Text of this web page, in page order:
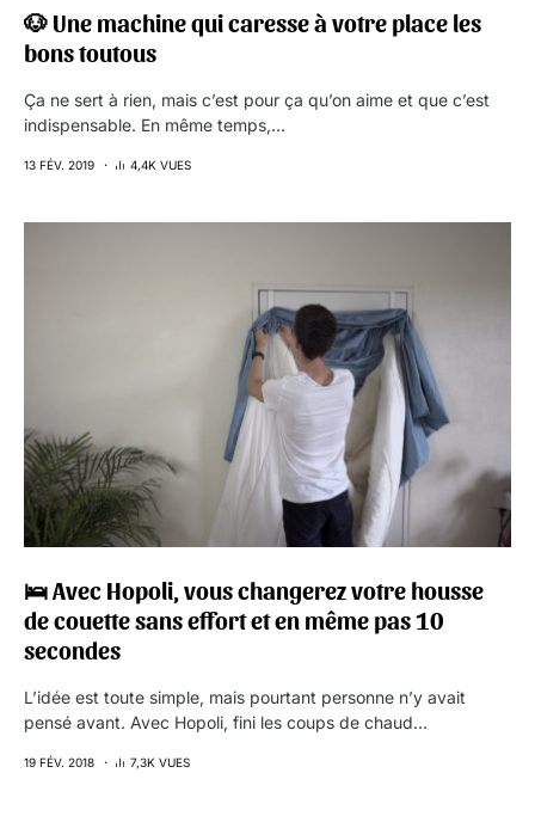
🐶 Une machine qui caresse à votre place les
bons toutous
Ça ne sert à rien, mais c’est pour ça qu’on aime et que c’est
indispensable. En même temps,…
13 FÉV. 2019 4,4K VUES
🛌 Avec Hopoli, vous changerez votre housse
de couette sans effort et en même pas 10
secondes
L’idée est toute simple, mais pourtant personne n’y avait
pensé avant. Avec Hopoli, fini les coups de chaud…
19 FÉV. 2018 7,3K VUES